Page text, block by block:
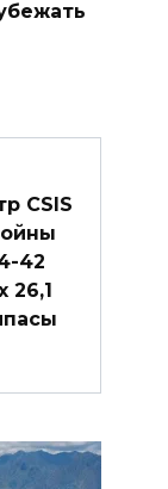
CSIS
42
26,1